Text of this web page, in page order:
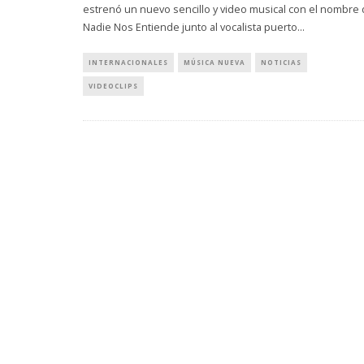
estrenó un nuevo sencillo y video musical con el nombre
Nadie Nos Entiende junto al vocalista puerto...
INTERNACIONALES MÚSICA NUEVA NOTICIAS
VIDEOCLIPS